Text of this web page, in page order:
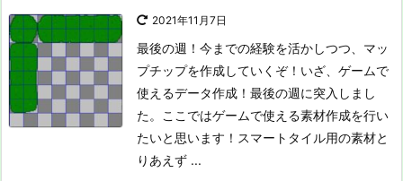
2021年11月7日
最後の週！今までの経験を活かしつつ、マッ
プチップを作成していくぞ！ いざ、ゲームで
使えるデータ作成！ 最後の週に突入しまし
た。ここではゲームで使える素材作成を行い
たいと思います！ スマートタイル用の素材と
りあえず ...